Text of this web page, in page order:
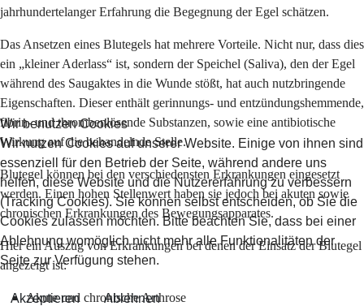
jahrhundertelanger Erfahrung die Begegnung der Egel schätzen.
Das Ansetzen eines Blutegels hat mehrere Vorteile. Nicht nur, dass dies
ein „kleiner Aderlass“ ist, sondern der Speichel (Saliva), den der Egel
während des Saugaktes in die Wunde stößt, hat auch nutzbringende
Eigenschaften. Dieser enthält gerinnungs- und entzündungshemmende,
fibrin- und thrombenlösende Substanzen, sowie eine antibiotische
Wirkung auf die behandelnde Stelle.
Blutegel können bei den verschiedensten Erkrankungen eingesetzt
werden. Einen hohen Stellenwert haben sie jedoch bei akuten sowie
chronischen Erkrankungen des Bewegungsapparates.
Hier ein Auszug von Erkrankungen bei denen der Einsatz der Blutegel
angezeigt ist:
Akute und chronische Arthrose
Wir benutzen Cookies
Wir nutzen Cookies auf unserer Website. Einige von ihnen sind
essenziell für den Betrieb der Seite, während andere uns
helfen, diese Website und die Nutzererfahrung zu verbessern
(Tracking Cookies). Sie können selbst entscheiden, ob Sie die
Cookies zulassen möchten. Bitte beachten Sie, dass bei einer
Ablehnung womöglich nicht mehr alle Funktionalitäten der
Seite zur Verfügung stehen.
Akzeptieren
Ablehnen